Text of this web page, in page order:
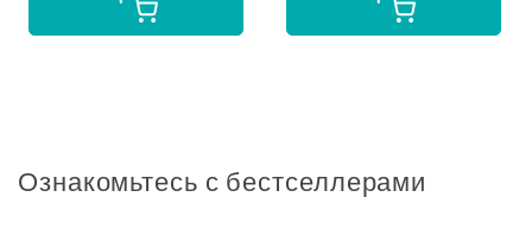
Ознакомьтесь с бестселлерами